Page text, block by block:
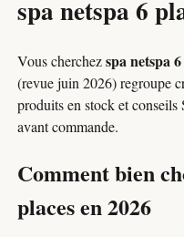
spa netspa 6
Vous cherchezspa netspa
(revue juin 2026) regroupe
produits en stock et
avant commande.
Comment bien
places en 2026